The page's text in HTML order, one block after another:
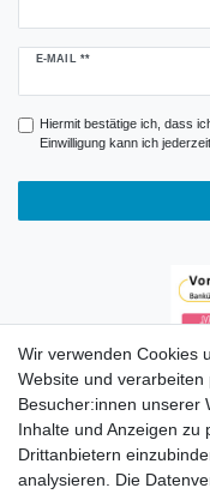
E-MAIL **
Newsletter
Hiermit bestätige ich, dass
Einwilligung kann ich
Wir verwenden Cookies
Website und
Besucher:innen unserer
Inhalte und Anzeigen zu
Drittanbietern
analysieren. Die